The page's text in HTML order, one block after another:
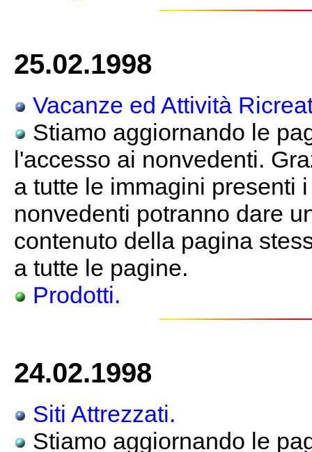
25.02.1998
Vacanze ed Attività
Stiamo aggiornando le
l'accesso ai nonvedenti.
a tutte le immagini presenti
nonvedenti potranno dare
contenuto della pagina
a tutte le pagine.
Prodotti.
24.02.1998
Siti Attrezzati.
Stiamo aggiornando le